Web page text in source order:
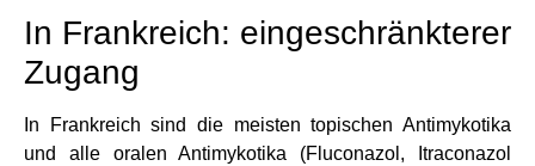
In Frankreich: eingeschränkterer
Zugang
In Frankreich sind die meisten topischen Antimykotika
und alle oralen Antimykotika (Fluconazol, Itraconazol